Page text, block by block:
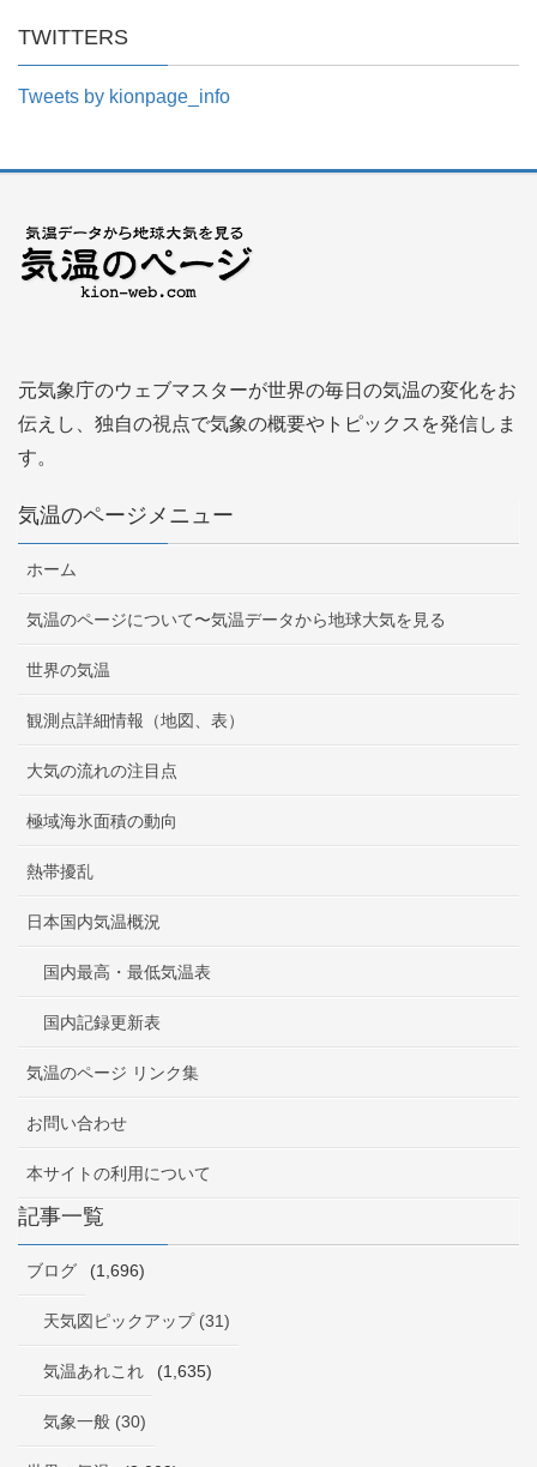
TWITTERS
Tweets by kionpage_info
元気象庁のウェブマスターが世界の毎日の気温の変化をお
伝えし、独自の視点で気象の概要やトピックスを発信しま
す。
気温のページメニュー
ホーム
気温のページについて〜気温データから地球大気を見る
世界の気温
観測点詳細情報（地図、表）
大気の流れの注目点
極域海氷面積の動向
熱帯擾乱
日本国内気温概況
国内最高・最低気温表
国内記録更新表
気温のページ リンク集
お問い合わせ
本サイトの利用について
記事一覧
ブログ (1,696)
天気図ピックアップ (31)
気温あれこれ (1,635)
気象一般 (30)